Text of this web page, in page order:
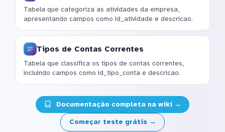
Tabela que categoriza as atividades da empresa,
apresentando campos como id_atividade e descricao.
Tipos de Contas Correntes
Tabela que classifica os tipos de contas correntes,
incluindo campos como id_tipo_conta e descricao.
Documentação completa na wiki →
Começar teste grátis →